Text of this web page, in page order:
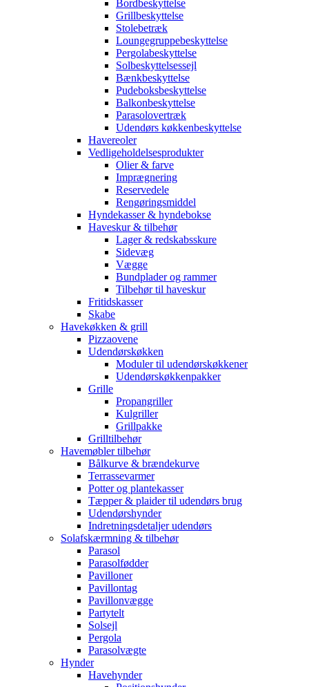
Bordbeskyttelse
Grillbeskyttelse
Stolebetræk
Loungegruppebeskyttelse
Pergolabeskyttelse
Solbeskyttelsessejl
Bænkbeskyttelse
Pudeboksbeskyttelse
Balkonbeskyttelse
Parasolovertræk
Udendørs køkkenbeskyttelse
Havereoler
Vedligeholdelsesprodukter
Olier & farve
Imprægnering
Reservedele
Rengøringsmiddel
Hyndekasser & hyndebokse
Haveskur & tilbehør
Lager & redskabsskure
Sidevæg
Vægge
Bundplader og rammer
Tilbehør til haveskur
Fritidskasser
Skabe
Havekøkken & grill
Pizzaovene
Udendørskøkken
Moduler til udendørskøkkener
Udendørskøkkenpakker
Grille
Propangriller
Kulgriller
Grillpakke
Grilltilbehør
Havemøbler tilbehør
Bålkurve & brændekurve
Terrassevarmer
Potter og plantekasser
Tæpper & plaider til udendørs brug
Udendørshynder
Indretningsdetaljer udendørs
Solafskærmning & tilbehør
Parasol
Parasolfødder
Pavilloner
Pavillontag
Pavillonvægge
Partytelt
Solsejl
Pergola
Parasolvægte
Hynder
Havehynder